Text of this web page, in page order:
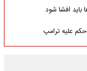
باید افشا شود
علیه ترامپ